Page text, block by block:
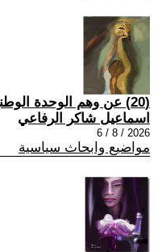
(20) عن وهم الوحدة الوطنية
اسماعيل شاكر الرفاعي
2026 / 8 / 6
مواضيع وابحاث سياسية